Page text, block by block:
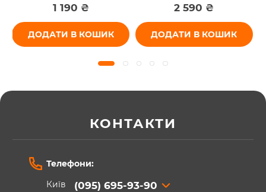
1 190 ₴
ДОДАТИ В КОШИК
2 590 ₴
ДОДАТИ В КОШИК
КОНТАКТИ
Телефони:
Київ
(095) 695-93-90